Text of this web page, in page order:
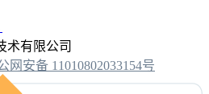
术有限公司
网安备 11010802033154号